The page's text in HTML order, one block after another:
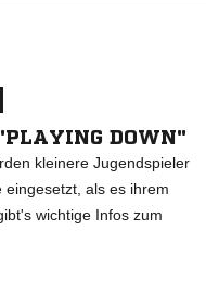
DOWN"
kleinere Jugendspieler
als es ihrem
wichtige Infos zum